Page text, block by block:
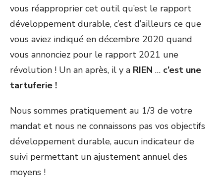
vous réapproprier cet outil qu’est le rapport
développement durable, c’est d’ailleurs ce que
vous aviez indiqué en décembre 2020 quand
vous annonciez pour le rapport 2021 une
révolution ! Un an après, il y a RIEN … c’est une
tartuferie !
Nous sommes pratiquement au 1/3 de votre
mandat et nous ne connaissons pas vos objectifs
développement durable, aucun indicateur de
suivi permettant un ajustement annuel des
moyens !